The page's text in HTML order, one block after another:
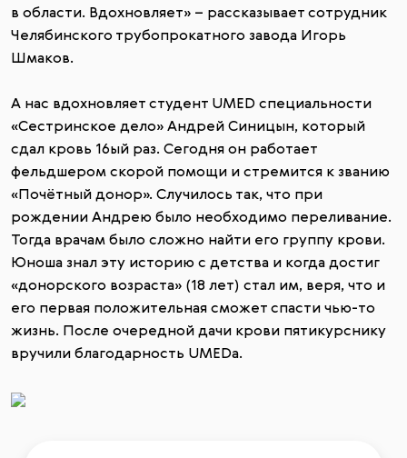
в области. Вдохновляет» – рассказывает сотрудник
Челябинского трубопрокатного завода Игорь
Шмаков.
А нас вдохновляет студент UMED специальности
«Сестринское дело» Андрей Синицын, который
сдал кровь 16ый раз. Сегодня он работает
фельдшером скорой помощи и стремится к званию
«Почётный донор». Случилось так, что при
рождении Андрею было необходимо переливание.
Тогда врачам было сложно найти его группу крови.
Юноша знал эту историю с детства и когда достиг
«донорского возраста» (18 лет) стал им, веря, что и
его первая положительная сможет спасти чью-то
жизнь. После очередной дачи крови пятикурснику
вручили благодарность UMEDа.